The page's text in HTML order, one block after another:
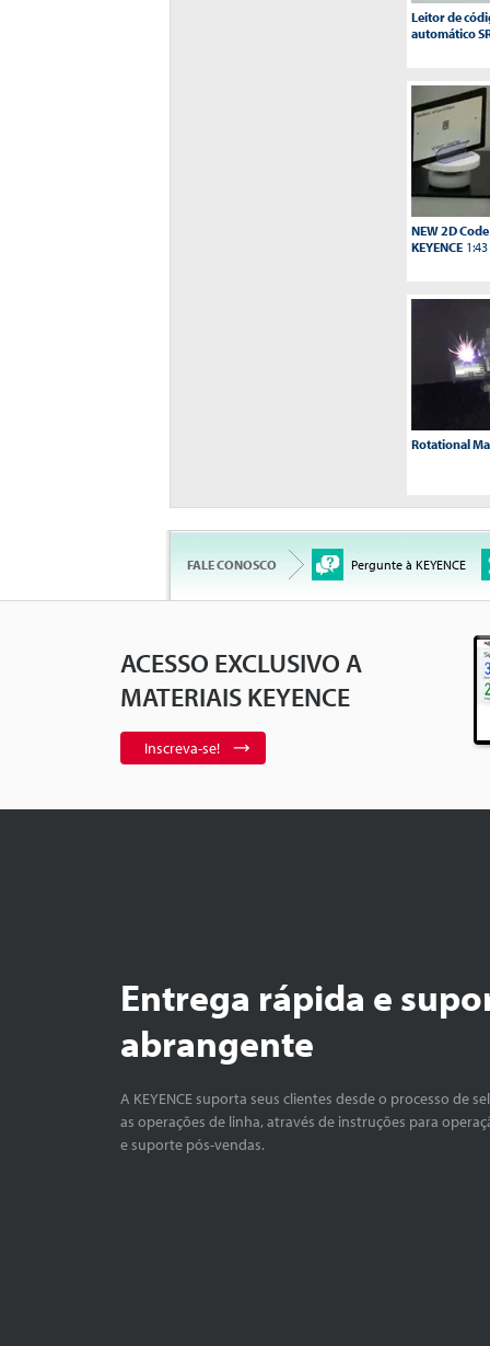
Leitor de
automático
NEW 2D
KEYENCE 1:43
Rotational
Marking
FALE CONOSCO Pergunte à KEYENCE
ACESSO EXCLUSIVO A
MATERIAIS KEYENCE
Inscreva-se!
Entrega rápida e
abrangente
A KEYENCE suporta seus clientes desde o processo de
as operações de linha, através de instruções para
e suporte pós-vendas.